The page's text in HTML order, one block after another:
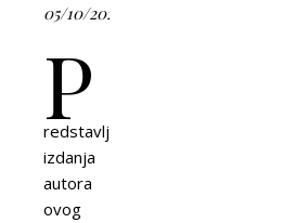
05/10/2022
P
redstavljamo
izdanja
autora
ovog